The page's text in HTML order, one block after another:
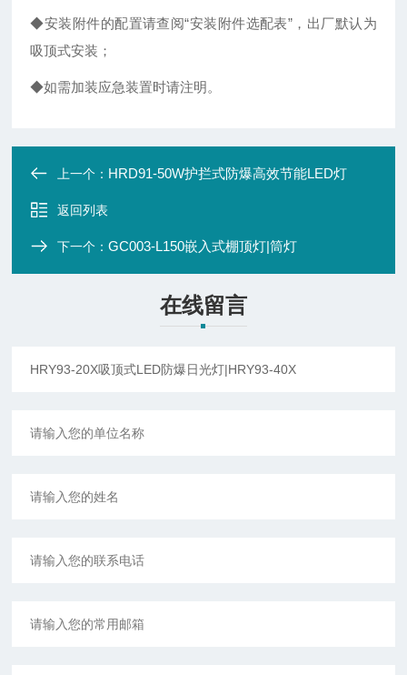
◆安装附件的配置请查阅“安装附件选配表”，出厂默认为
吸顶式安装；
◆如需加装应急装置时请注明。
上一个： HRD91-50W护拦式防爆高效节能LED灯
返回列表
下一个：GC003-L150嵌入式棚顶灯|筒灯
在线留言